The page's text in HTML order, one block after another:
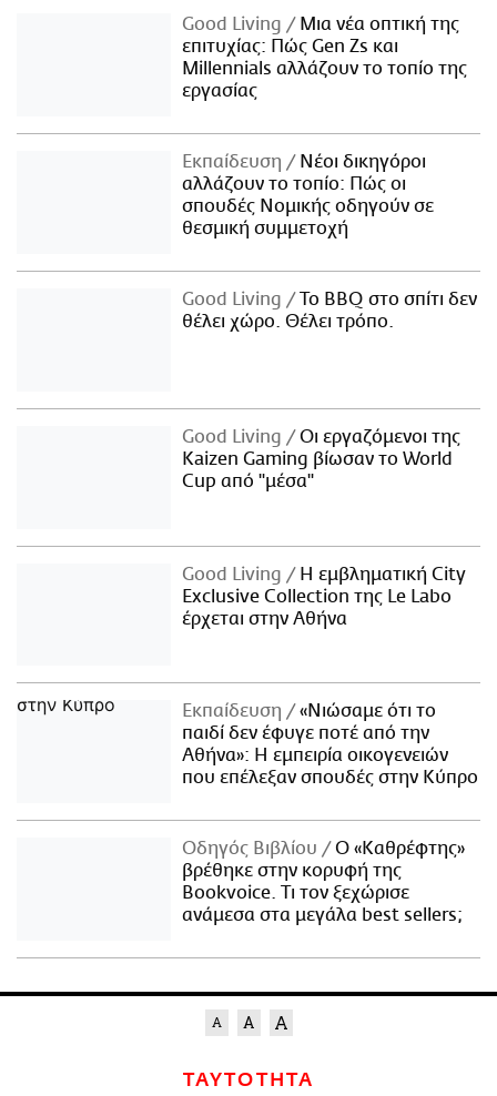
Good Living
Μια νέα οπτική της
επιτυχίας: Πώς Gen Zs και
Millennials αλλάζουν το τοπίο της
εργασίας
Εκπαίδευση
Νέοι δικηγόροι
αλλάζουν το τοπίο: Πώς οι
σπουδές Νομικής οδηγούν σε
θεσμική συμμετοχή
Good Living
Το BBQ στο σπίτι δεν
θέλει χώρο. Θέλει τρόπο.
Good Living
Οι εργαζόμενοι της
Kaizen Gaming βίωσαν το World
Cup από "μέσα"
Good Living
Η εμβληματική City
Exclusive Collection της Le Labo
έρχεται στην Αθήνα
Εκπαίδευση
«Νιώσαμε ότι το
παιδί δεν έφυγε ποτέ από την
Αθήνα»: Η εμπειρία οικογενειών
που επέλεξαν σπουδές στην Κύπρο
Οδηγός Βιβλίου
Ο «Καθρέφτης»
βρέθηκε στην κορυφή της
Bookvoice. Τι τον ξεχώρισε
ανάμεσα στα μεγάλα best sellers;
ΤΑΥΤΟΤΗΤΑ